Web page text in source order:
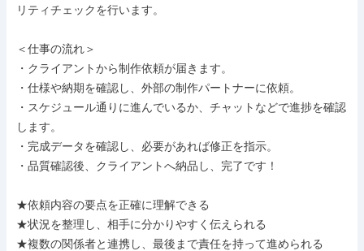
リティチェックを行います。
＜仕事の流れ＞
・クライアントから制作依頼が届きます。
・仕様や納期を確認し、外部の制作パートナーに依頼。
・スケジュール通りに進んでいるか、チャットなどで進捗を確認
します。
・完成データを確認し、必要があれば修正を指示。
・品質確認後、クライアントへ納品し、完了です！
★依頼内容の要点を正確に理解できる
★状況を整理し、相手に分かりやすく伝えられる
★複数の関係者と連携し、最後まで責任を持って進められる